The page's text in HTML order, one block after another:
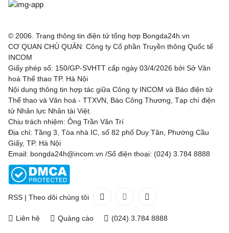
© 2006. Trang thông tin điện tử tổng hợp Bongda24h.vn
CƠ QUAN CHỦ QUẢN: Công ty Cổ phần Truyền thông Quốc tế
INCOM
Giấy phép số: 150/GP-SVHTT cấp ngày 03/4/2026 bởi Sở Văn
hoá Thể thao TP. Hà Nội
Nội dung thông tin hợp tác giữa Công ty INCOM và Báo điện tử
Thể thao và Văn hoá - TTXVN, Báo Công Thương, Tạp chí điện
tử Nhân lực Nhân tài Việt.
Chịu trách nhiệm: Ông Trần Văn Trí
Địa chỉ: Tầng 3, Tòa nhà IC, số 82 phố Duy Tân, Phường Cầu
Giấy, TP. Hà Nội
Email: bongda24h@incom.vn /Số điện thoại: (024) 3.784 8888
RSS | Theo dõi chúng tôi
Liên hệ Quảng cáo (024) 3.784 8888